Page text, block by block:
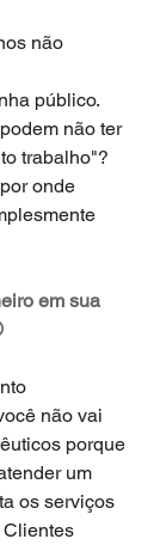
não
público.
não ter
trabalho"?
onde
em sua
não vai
porque
um
os serviços
Clientes